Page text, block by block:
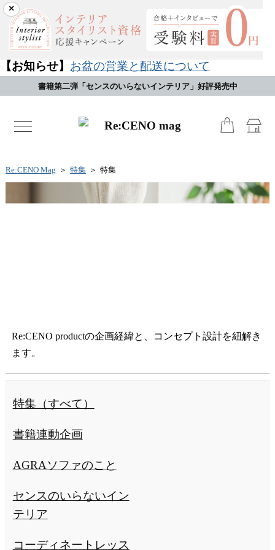
×
【お知らせ】 お盆の営業と配送について
書籍第二弾「センスのいらないインテリア」好評発売中
toggle
navigation
Re:CENO Mag ＞ 特集 ＞ 特集
Re:CENO productの企画経緯と、コンセプト設計を紐解き
ます。
特集（すべて）
書籍連動企画
AGRAソファのこと
センスのいらないイン
テリア
コーディネートレッス
アップデートですぐに使えるクーポン配布中！（